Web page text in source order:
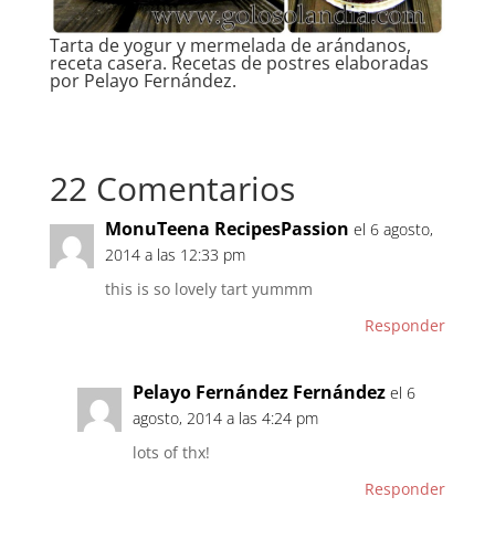
Tarta de yogur y mermelada de arándanos,
receta casera. Recetas de postres elaboradas
por Pelayo Fernández.
22 Comentarios
MonuTeena RecipesPassion el 6 agosto,
2014 a las 12:33 pm
this is so lovely tart yummm
Responder
Pelayo Fernández Fernández el 6
agosto, 2014 a las 4:24 pm
lots of thx!
Responder